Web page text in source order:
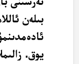
بىلەن
يوق.